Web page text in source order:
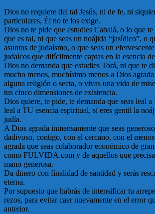
Dios no requiere del tal Jesús, ni de fe, ni
particulares, Él no te los exige.
Dios no te pide que estudies Cabalá, o lo que
que es tal, ni que seas un noájida “jasídico”, o
asuntos de judaísmo, o que seas un
judaicos que difícilmente captas en la esencia
Dios no demanda que estudies Torá, ni que te
mucho menos, muchísimo menos a Dios
alguna religión o secta, o vivas una vida de
tus cinco dimensiones de existencia.
Dios quiere, te pide, te demanda que seas leal a
leal a TU esencia espiritual, si eres gentil la
judía.
A Dios agrada inmensamente que seas
dadivoso, contigo, con el cercano, con el
agrada que seas colaborador económico de
como FULVIDA.com y de aquellos que
mano generosa.
Da dinero con finalidad de santidad y serás
eterna.
Por supuesto que habrás de intensificar tu
rezos, para evitar caer nuevamente en el error
anterior.